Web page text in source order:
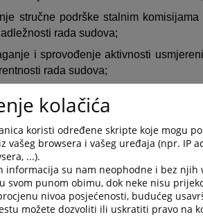
stručne podrške stalnim
rada sudova;
i sprovođenje aktivnosti
rada sudova;
i održavanje saradnje s
projektnih prijedloga i implementacija
svih projekata koji se odnose na
statističkih indikatora kojima se
rada sudova;
analiza i pružanje podrške sudovima
kolačića
koristi određene skripte koje mogu
vašeg browsera i vašeg uređaja (npr. IP
...).
informacija su nam neophodne i bez njih
svom punom obimu, dok neke nisu
nivoa posjećenosti, budućeg
možete dozvoliti ili uskratiti pravo na